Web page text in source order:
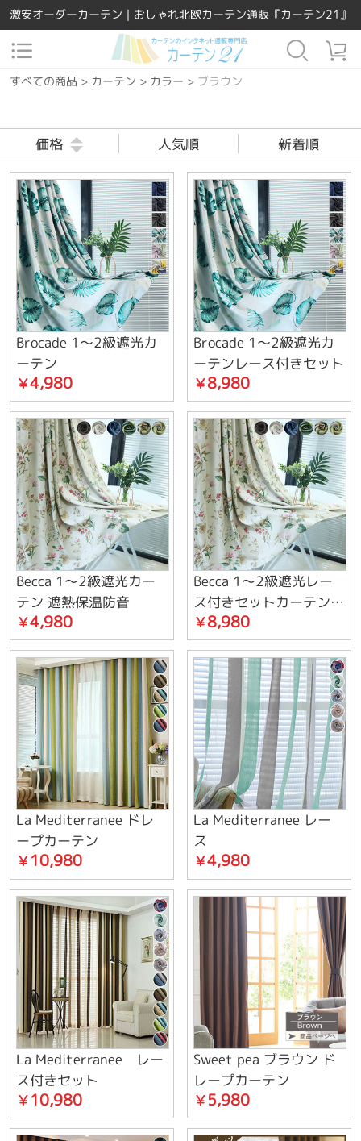
激安オーダーカーテン｜おしゃれ北欧カーテン通販『カーテン21』
すべての商品 > カーテン > カラー > ブラウン
価格 人気順 新着順
Brocade 1～2級遮光カ
ーテン
￥4,980
Brocade 1～2級遮光カ
ーテンレース付きセット
￥8,980
Becca 1～2級遮光カー
テン 遮熱保温防音
￥4,980
Becca 1～2級遮光レー
ス付きセットカーテン
遮熱保温防音
￥8,980
La Mediterranee ドレ
ープカーテン
￥10,980
La Mediterranee レー
ス
￥4,980
La Mediterranee レー
ス付きセット
￥10,980
Sweet pea ブラウン ド
レープカーテン
￥5,980